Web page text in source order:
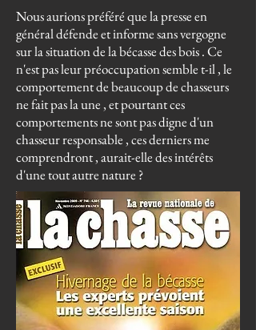
Nous aurions préféré que la presse en
général défende et informe sans vergogne
sur la situation de la bécasse des bois . Ce
n'est pas leur préoccupation semble t-il , le
comportement de beaucoup de chasseurs
ne fait pas la une , et pourtant ces
comportements ne sont pas digne d'un
chasseur responsable , ces derniers me
comprendront , aurait-elle des intérêts
d'une tout autre nature ?